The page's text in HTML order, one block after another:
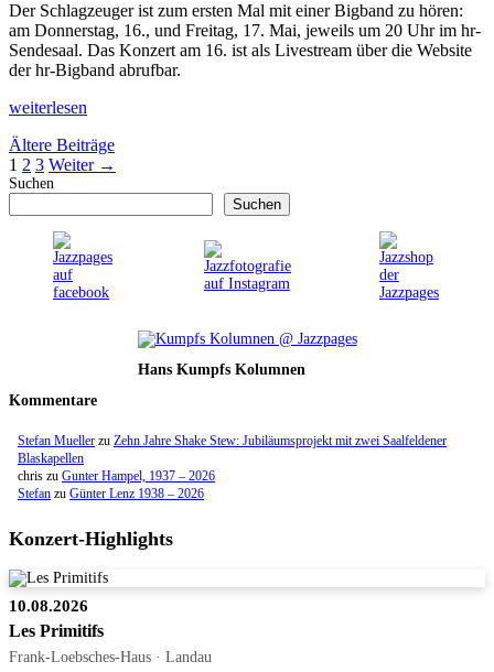
Der Schlagzeuger ist zum ersten Mal mit einer Bigband zu hören:
am Donnerstag, 16., und Freitag, 17. Mai, jeweils um 20 Uhr im hr-
Sendesaal. Das Konzert am 16. ist als Livestream über die Website
der hr-Bigband abrufbar.
weiterlesen
Ältere Beiträge
Seite
1 Seite
2 Seite
3 Weiter →
Suchen
Suchen
Hans Kumpfs Kolumnen
Kommentare
Stefan Mueller zu Zehn Jahre Shake Stew: Jubiläumsprojekt mit zwei Saalfeldener
Blaskapellen
chris zu Gunter Hampel, 1937 – 2026
Stefan zu Günter Lenz 1938 – 2026
Konzert-Highlights
10.08.2026
Les Primitifs
Frank-Loebsches-Haus · Landau